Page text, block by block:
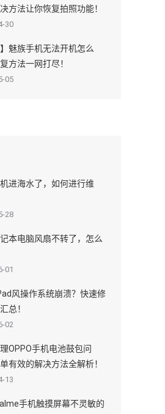
方法让你恢复拍照功能！
30
】魅族手机无法开机怎么
方法一网打尽！
05
进海水了，如何进行维
28
本电脑风扇不转了，怎么
01
风操作系统崩溃？快速修
总！
02
OPPO手机电池鼓包问
有效的解决方法全解析！
13
手机触摸屏幕不灵敏的